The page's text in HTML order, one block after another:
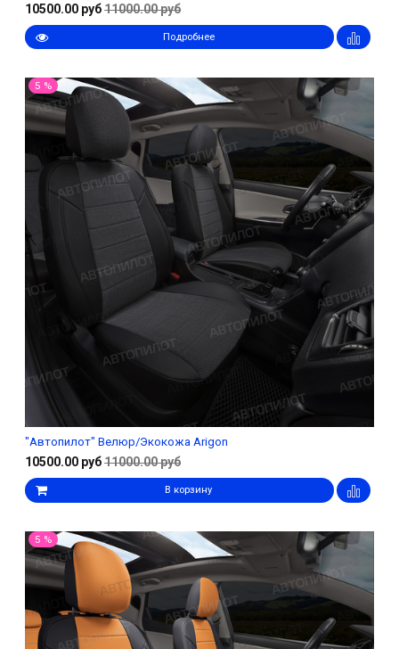
10500.00 руб11000.00 руб
Подробнее
5 %
"Автопилот" Велюр/Экокожа Arigon
10500.00 руб11000.00 руб
В корзину
5 %